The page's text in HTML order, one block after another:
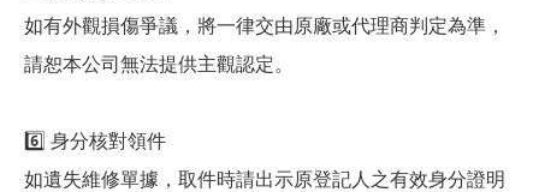
如有外觀損傷爭議，將一律交由原廠或代理商判定為準，
請恕本公司無法提供主觀認定。
6️⃣ 身分核對領件
如遺失維修單據，取件時請出示原登記人之有效身分證明